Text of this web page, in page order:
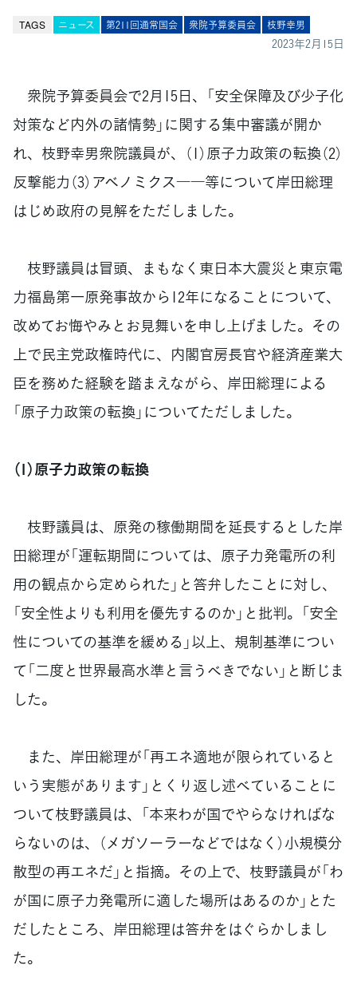
TAGS ニュース 第211回通常国会 衆院予算委員会 枝野幸男
2023年2月15日
衆院予算委員会で2月15日、「安全保障及び少子化
対策など内外の諸情勢」に関する集中審議が開か
れ、枝野幸男衆院議員が、（1）原子力政策の転換（2）
反撃能力（3）アベノミクス――等について岸田総理
はじめ政府の見解をただしました。
枝野議員は冒頭、まもなく東日本大震災と東京電
力福島第一原発事故から12年になることについて、
改めてお悔やみとお見舞いを申し上げました。その
上で民主党政権時代に、内閣官房長官や経済産業大
臣を務めた経験を踏まえながら、岸田総理による
「原子力政策の転換」についてただしました。
（1）原子力政策の転換
枝野議員は、原発の稼働期間を延長するとした岸
田総理が「運転期間については、原子力発電所の利
用の観点から定められた」と答弁したことに対し、
「安全性よりも利用を優先するのか」と批判。「安全
性についての基準を緩める」以上、規制基準につい
て「二度と世界最高水準と言うべきでない」と断じま
した。
また、岸田総理が「再エネ適地が限られていると
いう実態があります」とくり返し述べていることに
ついて枝野議員は、「本来わが国でやらなければな
らないのは、（メガソーラーなどではなく）小規模分
散型の再エネだ」と指摘。その上で、枝野議員が「わ
が国に原子力発電所に適した場所はあるのか」とた
だしたところ、岸田総理は答弁をはぐらかしまし
た。